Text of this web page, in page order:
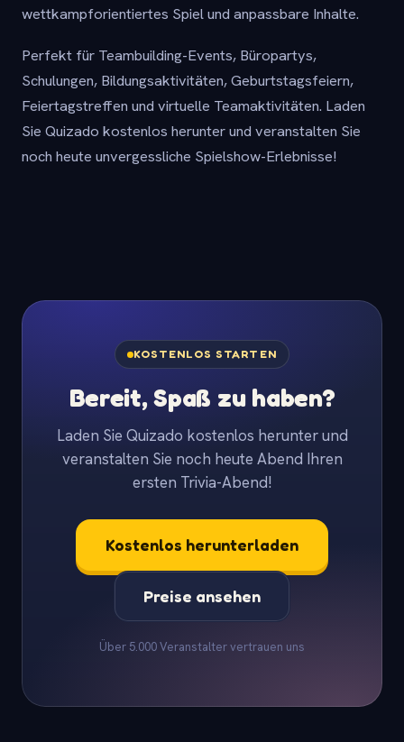
wettkampforientiertes Spiel und anpassbare Inhalte.
Perfekt für Teambuilding-Events, Büropartys,
Schulungen, Bildungsaktivitäten, Geburtstagsfeiern,
Feiertagstreffen und virtuelle Teamaktivitäten. Laden
Sie Quizado kostenlos herunter und veranstalten Sie
noch heute unvergessliche Spielshow-Erlebnisse!
KOSTENLOS STARTEN
Bereit, Spaß zu haben?
Laden Sie Quizado kostenlos herunter und
veranstalten Sie noch heute Abend Ihren
ersten Trivia-Abend!
Kostenlos herunterladen
Preise ansehen
Über 5.000 Veranstalter vertrauen uns